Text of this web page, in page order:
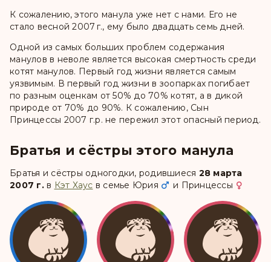
К сожалению, этого манула уже нет с нами. Его не
стало весной 2007 г., ему было двадцать семь дней.
Одной из самых больших проблем содержания
манулов в неволе является высокая смертность среди
котят манулов. Первый год жизни является самым
уязвимым. В первый год жизни в зоопарках погибает
по разным оценкам от 50% до 70% котят, а в дикой
природе от 70% до 90%. К сожалению, Сын
Принцессы 2007 г.р. не пережил этот опасный период.
Братья и сёстры этого манула
Братья и сёстры одногодки, родившиеся 28 марта
2007 г.в Кэт Хаус в семье Юрия и Принцессы